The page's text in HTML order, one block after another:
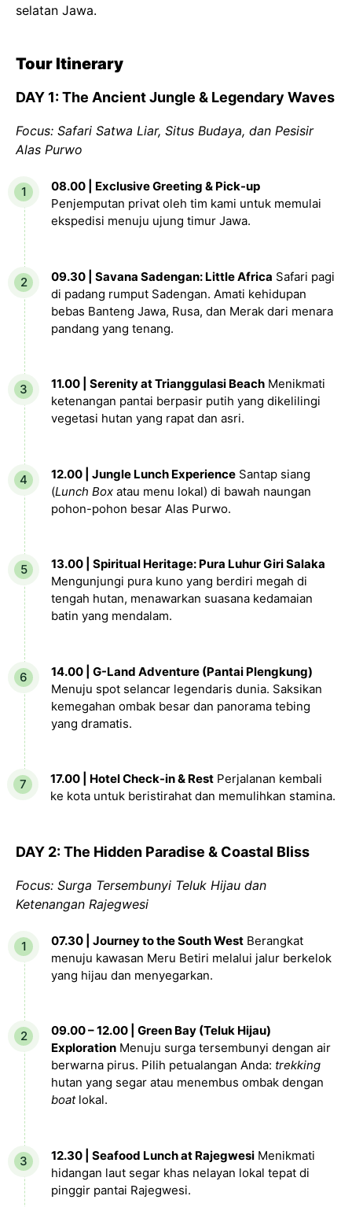
selatan Jawa.
Tour Itinerary
DAY 1: The Ancient Jungle & Legendary Waves
Focus: Safari Satwa Liar, Situs Budaya, dan Pesisir
Alas Purwo
08.00 | Exclusive Greeting & Pick-up
Penjemputan privat oleh tim kami untuk memulai
ekspedisi menuju ujung timur Jawa.
09.30 | Savana Sadengan: Little Africa Safari pagi
di padang rumput Sadengan. Amati kehidupan
bebas Banteng Jawa, Rusa, dan Merak dari menara
pandang yang tenang.
11.00 | Serenity at Trianggulasi Beach Menikmati
ketenangan pantai berpasir putih yang dikelilingi
vegetasi hutan yang rapat dan asri.
12.00 | Jungle Lunch Experience Santap siang
(Lunch Box atau menu lokal) di bawah naungan
pohon-pohon besar Alas Purwo.
13.00 | Spiritual Heritage: Pura Luhur Giri Salaka
Mengunjungi pura kuno yang berdiri megah di
tengah hutan, menawarkan suasana kedamaian
batin yang mendalam.
14.00 | G-Land Adventure (Pantai Plengkung)
Menuju spot selancar legendaris dunia. Saksikan
kemegahan ombak besar dan panorama tebing
yang dramatis.
17.00 | Hotel Check-in & Rest Perjalanan kembali
ke kota untuk beristirahat dan memulihkan stamina.
DAY 2: The Hidden Paradise & Coastal Bliss
Focus: Surga Tersembunyi Teluk Hijau dan
Ketenangan Rajegwesi
07.30 | Journey to the South West Berangkat
menuju kawasan Meru Betiri melalui jalur berkelok
yang hijau dan menyegarkan.
09.00 – 12.00 | Green Bay (Teluk Hijau)
Exploration Menuju surga tersembunyi dengan air
berwarna pirus. Pilih petualangan Anda: trekking
hutan yang segar atau menembus ombak dengan
boatlokal.
12.30 | Seafood Lunch at Rajegwesi Menikmati
hidangan laut segar khas nelayan lokal tepat di
pinggir pantai Rajegwesi.